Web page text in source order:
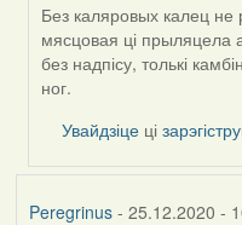
In
reply
to
by
Peregrinus
Без каляровых калец не
мясцовая ці прыляцела
без надпісу, толькі
ног.
Увайдзіце ці
Peregrinus- 25.12.2020 -